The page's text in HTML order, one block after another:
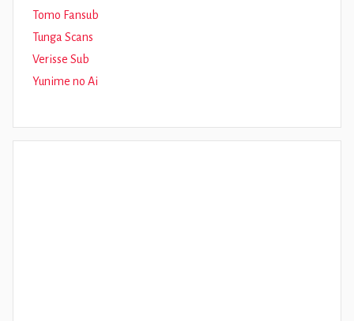
Tomo Fansub
Tunga Scans
Verisse Sub
Yunime no Ai